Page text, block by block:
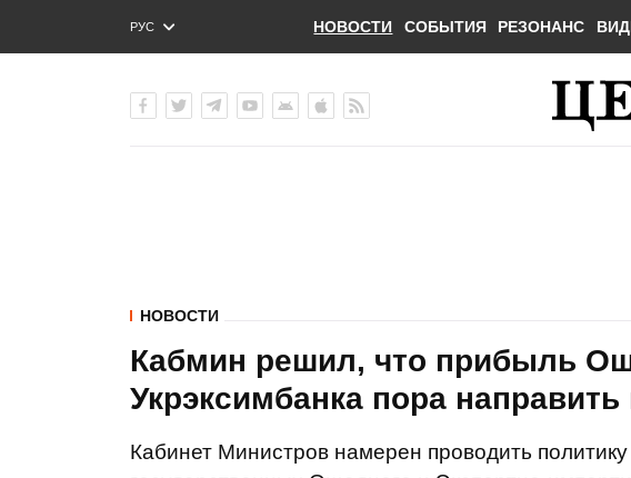
РУС
ENG
НОВОСТИ СОБЫТИЯ РЕЗОНАНС
НОВОСТИ
Кабмин решил, что прибыль
Укрэксимбанка пора
Кабинет Министров намерен проводить